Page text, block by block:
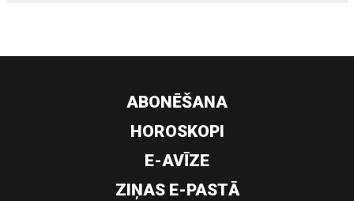
ABONĒŠANA
HOROSKOPI
E-AVĪZE
ZIŅAS E-PASTĀ